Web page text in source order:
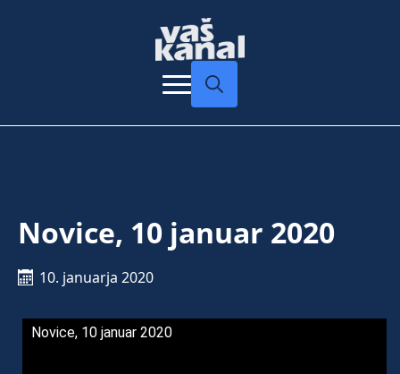
Novice, 10 januar 2020
10. januarja 2020
Novice, 10 januar 2020